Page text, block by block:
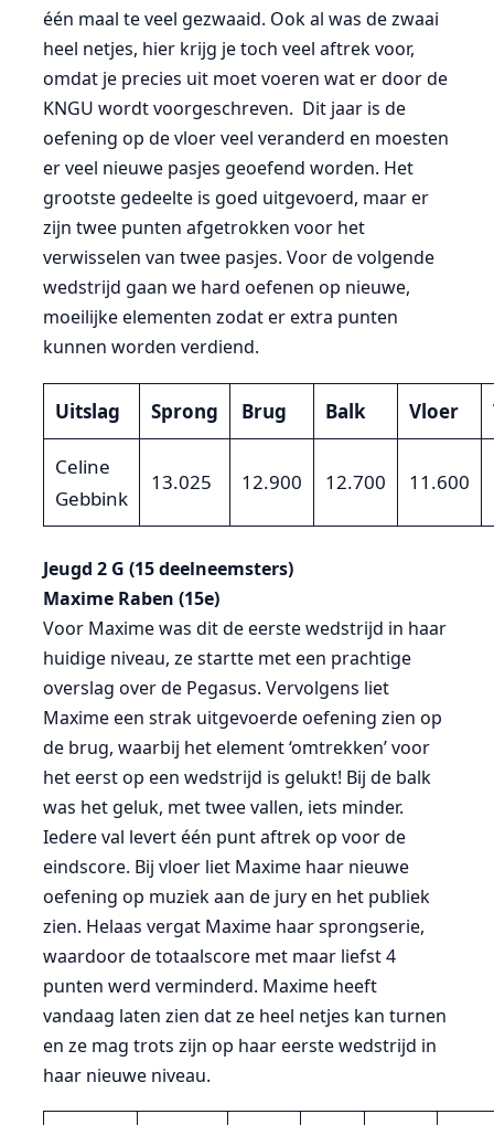
één maal te veel gezwaaid. Ook al was de zwaai
heel netjes, hier krijg je toch veel aftrek voor,
omdat je precies uit moet voeren wat er door de
KNGU wordt voorgeschreven. Dit jaar is de
oefening op de vloer veel veranderd en moesten
er veel nieuwe pasjes geoefend worden. Het
grootste gedeelte is goed uitgevoerd, maar er
zijn twee punten afgetrokken voor het
verwisselen van twee pasjes. Voor de volgende
wedstrijd gaan we hard oefenen op nieuwe,
moeilijke elementen zodat er extra punten
kunnen worden verdiend.
Uitslag Sprong Brug Balk Vloer
Celine
Gebbink
13.025 12.900 12.700 11.600
Jeugd 2 G (15 deelneemsters)
Maxime Raben (15e)
Voor Maxime was dit de eerste wedstrijd in haar
huidige niveau, ze startte met een prachtige
overslag over de Pegasus. Vervolgens liet
Maxime een strak uitgevoerde oefening zien op
de brug, waarbij het element ‘omtrekken’ voor
het eerst op een wedstrijd is gelukt! Bij de balk
was het geluk, met twee vallen, iets minder.
Iedere val levert één punt aftrek op voor de
eindscore. Bij vloer liet Maxime haar nieuwe
oefening op muziek aan de jury en het publiek
zien. Helaas vergat Maxime haar sprongserie,
waardoor de totaalscore met maar liefst 4
punten werd verminderd. Maxime heeft
vandaag laten zien dat ze heel netjes kan turnen
en ze mag trots zijn op haar eerste wedstrijd in
haar nieuwe niveau.